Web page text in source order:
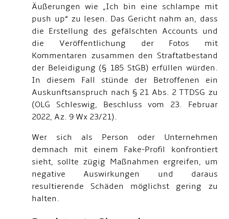
Äußerungen wie „Ich bin eine schlampe mit
push up“ zu lesen. Das Gericht nahm an, dass
die Erstellung des gefälschten Accounts und
die Veröffentlichung der Fotos mit
Kommentaren zusammen den Straftatbestand
der Beleidigung (§ 185 StGB) erfüllen würden.
In diesem Fall stünde der Betroffenen ein
Auskunftsanspruch nach § 21 Abs. 2 TTDSG zu
(OLG Schleswig, Beschluss vom 23. Februar
2022, Az. 9 Wx 23/21).
Wer sich als Person oder Unternehmen
demnach mit einem Fake-Profil konfrontiert
sieht, sollte zügig Maßnahmen ergreifen, um
negative Auswirkungen und daraus
resultierende Schäden möglichst gering zu
halten.